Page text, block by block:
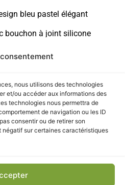
nous utilisons des technologies
et/ou accéder aux informations des
technologies nous permettra de
de navigation ou les ID
consentir ou de retirer son
sur certaines caractéristiques
bleu pastel élégant
bouchon à joint silicone
personnalisés
en France métropolitaine